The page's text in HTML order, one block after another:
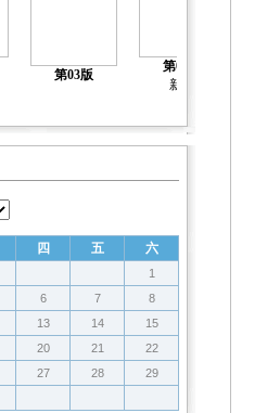
第03版
第04版
新闻
四 五 六
1
6 7
8
13 14
15
20 21
22
27 28
29